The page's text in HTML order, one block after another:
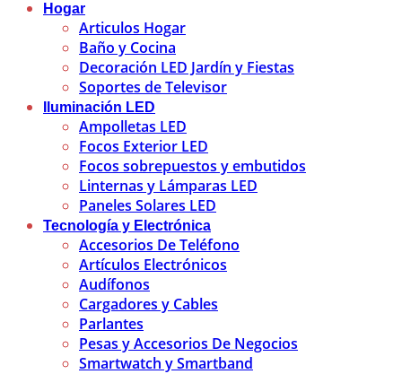
Hogar
Articulos Hogar
Baño y Cocina
Decoración LED Jardín y Fiestas
Soportes de Televisor
Iluminación LED
Ampolletas LED
Focos Exterior LED
Focos sobrepuestos y embutidos
Linternas y Lámparas LED
Paneles Solares LED
Tecnología y Electrónica
Accesorios De Teléfono
Artículos Electrónicos
Audífonos
Cargadores y Cables
Parlantes
Pesas y Accesorios De Negocios
Smartwatch y Smartband